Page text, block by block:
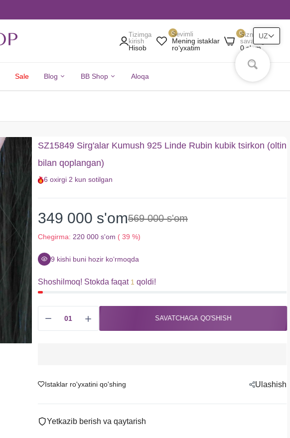
Tizimga
kirish
Hisob
0Sevimli
Mening istaklar
roʻyxatim
0Sizning
savatingiz
0 s'om
Sale Blog BB Shop Aloqa
SZ15849 Sirg'alar Kumush 925 Linde Rubin kubik tsirkon (oltin
bilan qoplangan)
6 oxirgi 2 kun sotilgan
349 000 s'om569 000 s'om
Chegirma: 220 000 s'om ( 39 %)
9 kishi buni hozir koʻrmoqda
Shoshilmoq! Stokda faqat 1 qoldi!
SAVATCHAGA QO'SHISH
Istaklar ro'yxatini qo'shing Ulashish
Yetkazib berish va qaytarish
UZ